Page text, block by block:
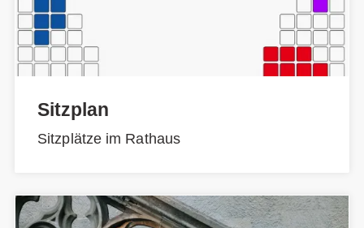
Sitzplan
Sitzplätze im Rathaus